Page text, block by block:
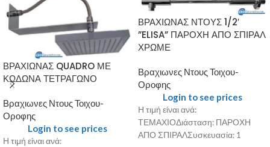
ΒΡΑΧΙΩΝΑΣ QUADRO ΜΕ
ΚΩΔΩΝΑ ΤΕΤΡΑΓΩΝΟ
Βραχιωνες Ντους Τοιχου-
Οροφης
Login to see prices
Η τιμή είναι ανά:
ΒΡΑΧΙΩΝΑΣ ΝΤΟΥΣ 1/2′
”ELISA” ΠΑΡΟΧΗ ΑΠΟ ΣΠΙΡΑΛ
ΧΡΩΜΕ
Βραχιωνες Ντους Τοιχου-
Οροφης
Login to see prices
Η τιμή είναι ανά:
ΤΕΜΑΧΙΟΔιάσταση: ΠΑΡΟΧΗ
ΑΠΟ ΣΠΙΡΑΛΣυσκευασία: 1